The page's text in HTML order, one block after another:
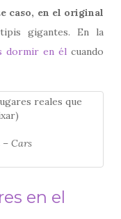
caso, en el original
gigantes. En la
dormir en él cuando
Cars
en el